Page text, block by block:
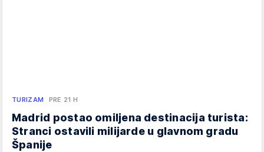
TURIZAM PRE 21 H
Madrid postao omiljena destinacija turista:
Stranci ostavili milijarde u glavnom gradu
Španije